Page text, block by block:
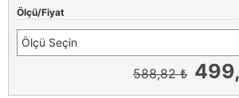
Ölçü/Fiyat
Ölçü Seçin
588,82 ₺